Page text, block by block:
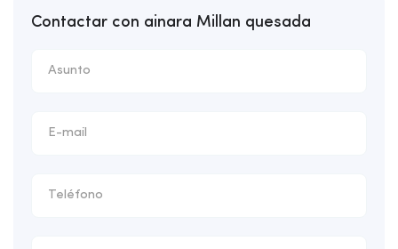
Contactar con ainara Millan quesada